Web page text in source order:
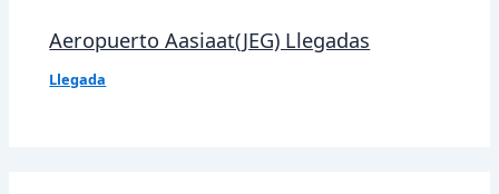
Aeropuerto Aasiaat(JEG) Llegadas
Llegada